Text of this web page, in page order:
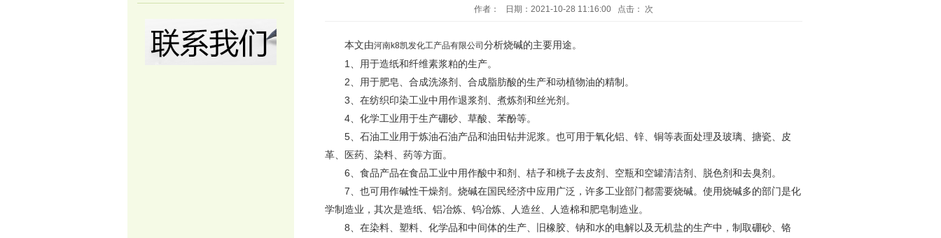
作者： 日期：2021-10-28 11:16:00 点击： 次
本文由河南k8凯发化工产品有限公司 分析烧碱的主要用途。
1、用于造纸和纤维素浆粕的生产。
2、用于肥皂、合成洗涤剂、合成脂肪酸的生产和动植物油的精制。
3、在纺织印染工业中用作退浆剂、煮炼剂和丝光剂。
4、化学工业用于生产硼砂、草酸、苯酚等。
5、石油工业用于炼油石油产品和油田钻井泥浆。也可用于氧化铝、锌、铜等表面处理及玻璃、搪瓷、皮
革、医药、染料、药等方面。
6、食品产品在食品工业中用作酸中和剂、桔子和桃子去皮剂、空瓶和空罐清洁剂、脱色剂和去臭剂。
7、也可用作碱性干燥剂。烧碱在国民经济中应用广泛，许多工业部门都需要烧碱。使用烧碱多的部门是化
学制造业，其次是造纸、铝冶炼、钨冶炼、人造丝、人造棉和肥皂制造业。
8、在染料、塑料、化学品和中间体的生产、旧橡胶、钠和水的电解以及无机盐的生产中，制取硼砂、铬